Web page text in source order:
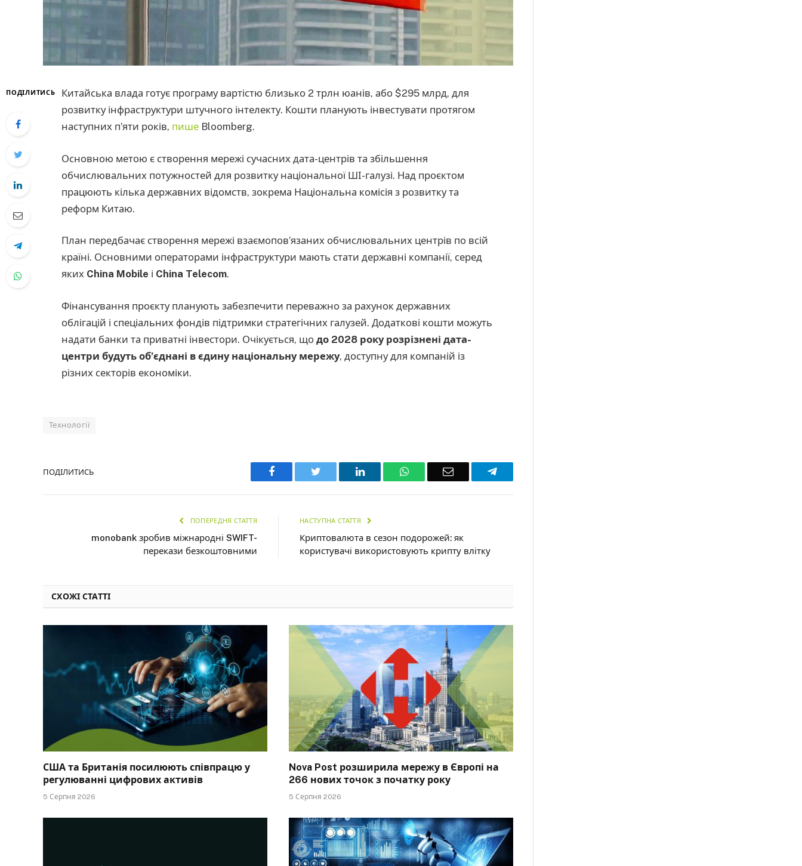
ПОДІЛИТИСЬ
Китайська влада готує програму вартістю близько 2 трлн юанів, або $295 млрд, для
розвитку інфраструктури штучного інтелекту. Кошти планують інвестувати протягом
наступних п’яти років, пише Bloomberg.
Основною метою є створення мережі сучасних дата-центрів та збільшення
обчислювальних потужностей для розвитку національної ШІ-галузі. Над проєктом
працюють кілька державних відомств, зокрема Національна комісія з розвитку та
реформ Китаю.
План передбачає створення мережі взаємопов’язаних обчислювальних центрів по всій
країні. Основними операторами інфраструктури мають стати державні компанії, серед
яких China Mobile і China Telecom.
Фінансування проєкту планують забезпечити переважно за рахунок державних
облігацій і спеціальних фондів підтримки стратегічних галузей. Додаткові кошти можуть
надати банки та приватні інвестори. Очікується, що до 2028 року розрізнені дата-
центри будуть об’єднані в єдину національну мережу, доступну для компаній із
різних секторів економіки.
Технології
ПОДІЛИТИСЬ Facebook Twitter LinkedIn WhatsAppEmail Telegram
ПОПЕРЕДНЯ СТАТТЯ
monobank зробив міжнародні SWIFT-
перекази безкоштовними
НАСТУПНА СТАТТЯ
Криптовалюта в сезон подорожей: як
користувачі використовують крипту влітку
СХОЖІ СТАТТІ
США та Британія посилюють співпрацю у
регулюванні цифрових активів
5 Серпня 2026
Nova Post розширила мережу в Європі на
266 нових точок з початку року
5 Серпня 2026